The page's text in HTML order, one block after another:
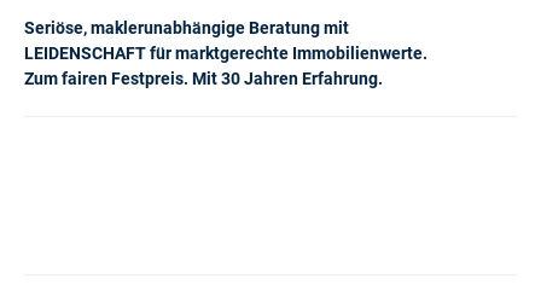
Seriöse, maklerunabhängige Beratung mit
LEIDENSCHAFT für marktgerechte Immobilienwerte.
Zum fairen Festpreis. Mit 30 Jahren Erfahrung.